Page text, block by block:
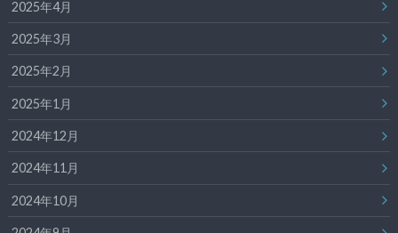
2025年4月
2025年3月
2025年2月
2025年1月
2024年12月
2024年11月
2024年10月